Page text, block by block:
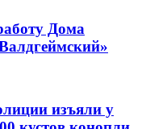
Дома
изъяли у